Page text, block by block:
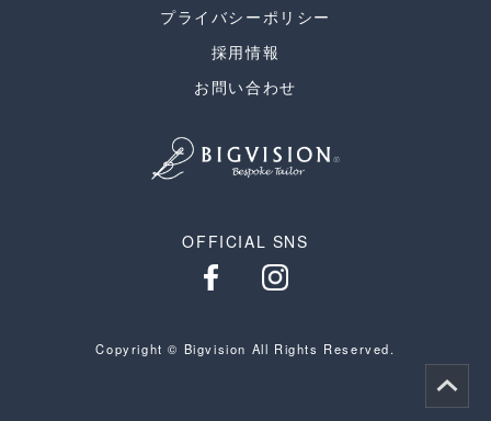
プライバシーポリシー
採用情報
お問い合わせ
OFFICIAL SNS
Copyright © Bigvision All Rights Reserved.